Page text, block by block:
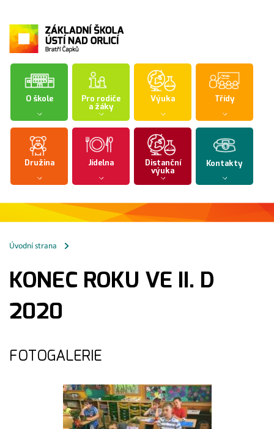
O škole Pro rodiče
a žáky
Výuka Třídy
Družina Jídelna Distanční
výuka
Kontakty
Úvodní strana
KONEC ROKU VE II. D
2020
FOTOGALERIE